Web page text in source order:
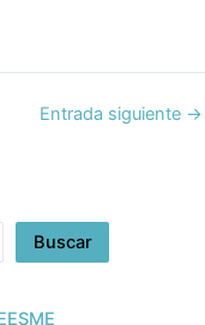
Entrada siguiente →
Buscar